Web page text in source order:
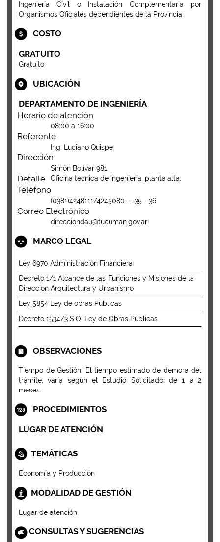
Ingeniería Civil o Instalación Complementaria por
Organismos Oficiales dependientes de la Provincia.
COSTO
GRATUITO
Gratuito
UBICACIÓN
DEPARTAMENTO DE INGENIERÍA
Horario de atención
08:00 a 16:00
Referente
Ing. Luciano Quispe
Dirección
Simón Bolívar 981
Detalle Oficina tecnica de ingenieria, planta alta.
Teléfono
(0381)4248111/4245080- - 35 - 36
Correo Electrónico
direcciondau@tucuman.gov.ar
MARCO LEGAL
Ley 6970 Administración Financiera
Decreto 1/1 Alcance de las Funciones y Misiones de la
Dirección Arquitectura y Urbanismo
Ley 5854 Ley de obras Públicas
Decreto 1534/3 S.O. Ley de Obras Públicas
OBSERVACIONES
Tiempo de Gestión: El tiempo estimado de demora del
trámite, varía según el Estudio Solicitado, de 1 a 2
meses.
PROCEDIMIENTOS
LUGAR DE ATENCIÓN
TEMÁTICAS
Economía y Producción
MODALIDAD DE GESTIÓN
Lugar de atención
CONSULTAS Y SUGERENCIAS